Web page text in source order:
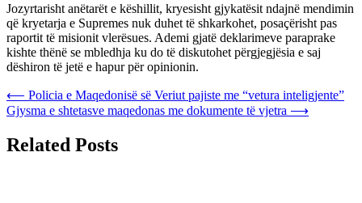
Jozyrtarisht anëtarët e këshillit, kryesisht gjykatësit ndajnë mendimin
që kryetarja e Supremes nuk duhet të shkarkohet, posaçërisht pas
raportit të misionit vlerësues. Ademi gjatë deklarimeve paraprake
kishte thënë se mbledhja ku do të diskutohet përgjegjësia e saj
dëshiron të jetë e hapur për opinionin.
Post
navigation
⟵ Policia e Maqedonisë së Veriut pajiste me “vetura inteligjente”
Gjysma e shtetasve maqedonas me dokumente të vjetra ⟶
Related Posts